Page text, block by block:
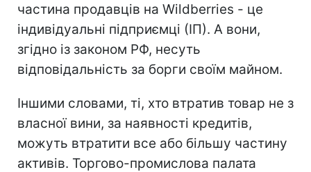
частина продавців на Wildberries - це
індивідуальні підприємці (ІП). А вони,
згідно із законом РФ, несуть
відповідальність за борги своїм майном.
Іншими словами, ті, хто втратив товар не з
власної вини, за наявності кредитів,
можуть втратити все або більшу частину
активів. Торгово-промислова палата